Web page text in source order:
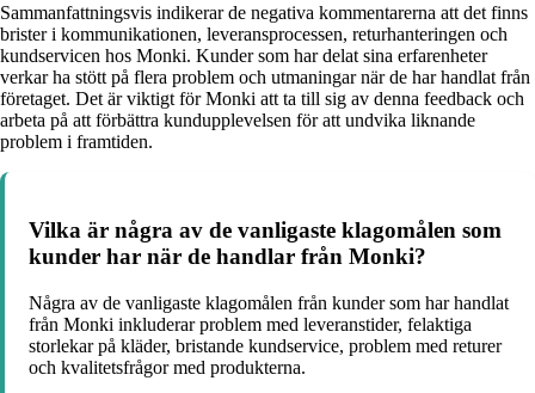
Sammanfattningsvis indikerar de negativa kommentarerna att det finns
brister i kommunikationen, leveransprocessen, returhanteringen och
kundservicen hos Monki. Kunder som har delat sina erfarenheter
verkar ha stött på flera problem och utmaningar när de har handlat från
företaget. Det är viktigt för Monki att ta till sig av denna feedback och
arbeta på att förbättra kundupplevelsen för att undvika liknande
problem i framtiden.
Vilka är några av de vanligaste klagomålen som
kunder har när de handlar från Monki?
Några av de vanligaste klagomålen från kunder som har handlat
från Monki inkluderar problem med leveranstider, felaktiga
storlekar på kläder, bristande kundservice, problem med returer
och kvalitetsfrågor med produkterna.